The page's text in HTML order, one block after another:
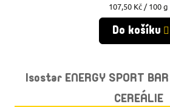
Měrná
cena:
107,50 Kč / 100 g
Do košíku
Isostar ENERGY SPORT
CEREÁLIE